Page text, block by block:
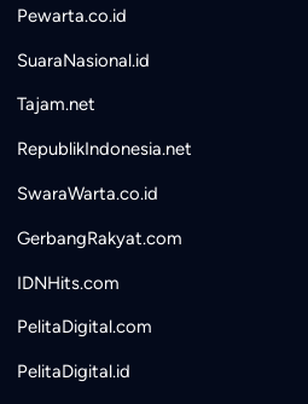
Pewarta.co.id
SuaraNasional.id
Tajam.net
RepublikIndonesia.net
SwaraWarta.co.id
GerbangRakyat.com
IDNHits.com
PelitaDigital.com
PelitaDigital.id